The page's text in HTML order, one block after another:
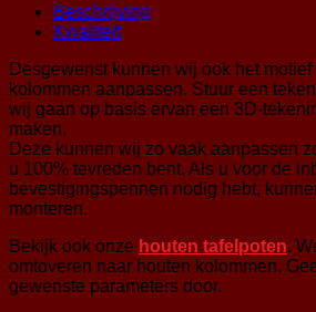
Beschrijving
Kwaliteit
Desgewenst kunnen wij ook het
kolommen aanpassen. Stuur een
wij gaan op basis ervan een 3D-
maken.
Deze kunnen wij zo vaak aanpassen
u 100% tevreden bent. Als u voor de
bevestigingspennen nodig hebt,
monteren.
Bekijk ook onze houten tafelpoten.
omtoveren naar houten kolommen.
gewenste parameters door.